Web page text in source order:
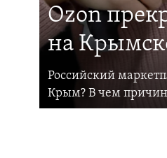
Ozon
на
Российский
Крым? В чем